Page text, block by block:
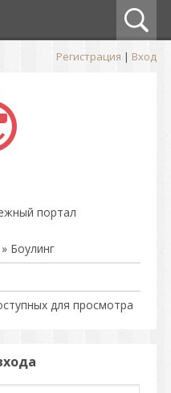
Регистрация | Вход
портал
» Боулинг
для просмотра